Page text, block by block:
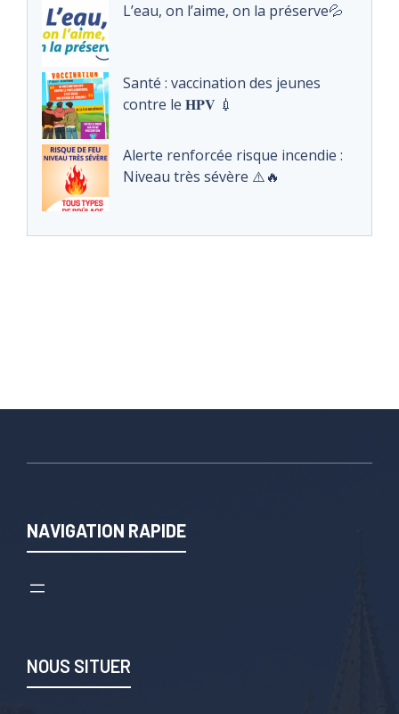
L’eau, on l’aime, on la préserve💦
Santé : vaccination des jeunes
contre le 𝐇𝐏𝐕 💉
Alerte renforcée risque incendie :
Niveau très sévère ⚠️🔥
NAVIGATION RAPIDE
NOUS SITUER